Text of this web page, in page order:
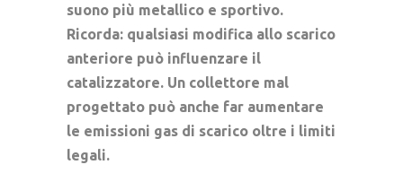
suono più metallico e sportivo.
Ricorda: qualsiasi modifica allo scarico
anteriore può influenzare il
catalizzatore. Un collettore mal
progettato può anche far aumentare
le emissioni gas di scarico oltre i limiti
legali.